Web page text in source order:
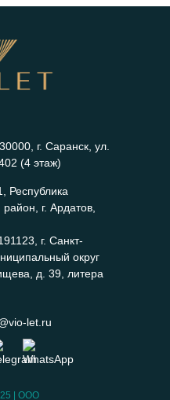
г. Саранск, ул.
(4 этаж)
Республика
г. Ардатов,
г. Санкт-
округ
д. 39, литера
let.ru
| ООО